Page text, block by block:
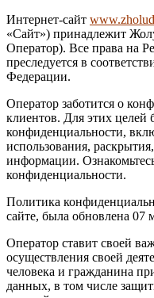
Интернет-сайт
«Сайт») принадлежит
Оператор). Все права на
преследуется в
Федерации.
Оператор заботится о
клиентов. Для этих целей
конфиденциальности,
использования,
информации.
конфиденциальности.
Политика
сайте, была обновлена 07
Оператор ставит своей
осуществления своей
человека и гражданина
данных, в том числе